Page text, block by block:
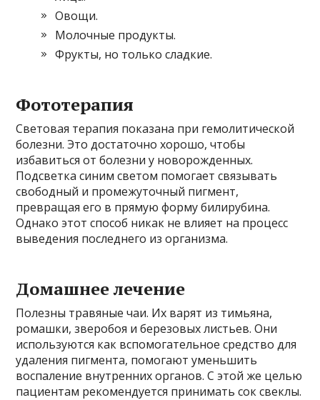
Овощи.
Молочные продукты.
Фрукты, но только сладкие.
Фототерапия
Световая терапия показана при гемолитической
болезни. Это достаточно хорошо, чтобы
избавиться от болезни у новорожденных.
Подсветка синим светом помогает связывать
свободный и промежуточный пигмент,
превращая его в прямую форму билирубина.
Однако этот способ никак не влияет на процесс
выведения последнего из организма.
Домашнее лечение
Полезны травяные чаи. Их варят из тимьяна,
ромашки, зверобоя и березовых листьев. Они
используются как вспомогательное средство для
удаления пигмента, помогают уменьшить
воспаление внутренних органов. С этой же целью
пациентам рекомендуется принимать сок свеклы.